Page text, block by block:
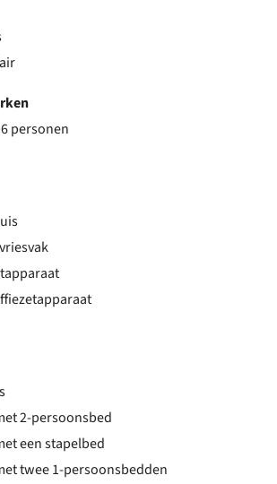
personen
2-persoonsbed
een stapelbed
twee 1-persoonsbedden